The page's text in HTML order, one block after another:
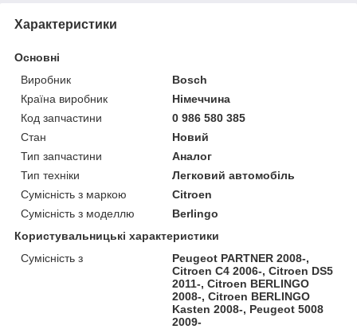
Характеристики
Основні
Виробник
Bosch
Країна виробник
Німеччина
Код запчастини
0 986 580 385
Стан
Новий
Тип запчастини
Аналог
Тип техніки
Легковий автомобіль
Сумісність з маркою
Citroen
Сумісність з моделлю
Berlingo
Користувальницькі характеристики
Сумісність з
Peugeot PARTNER 2008-,
Citroen C4 2006-, Citroen DS5
2011-, Citroen BERLINGO
2008-, Citroen BERLINGO
Kasten 2008-, Peugeot 5008
2009-